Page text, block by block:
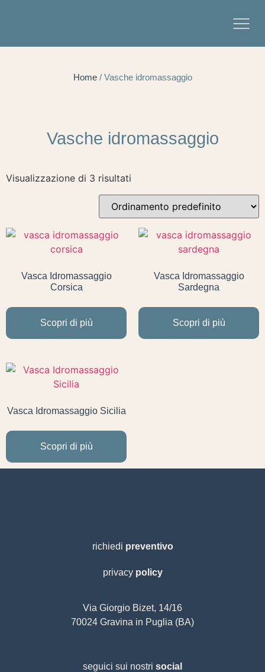
Home/ Vasche idromassaggio
Vasche idromassaggio
Visualizzazione di 3 risultati
Vasca Idromassaggio
Corsica
Scopri di più
Vasca Idromassaggio
Sardegna
Scopri di più
Vasca Idromassaggio Sicilia
Scopri di più
seguici sui nostri social
Via Giorgio Bizet, 14/16
70024 Gravina in Puglia (BA)
richiedi preventivo
privacy policy